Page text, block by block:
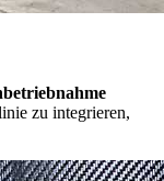
zu integrieren,